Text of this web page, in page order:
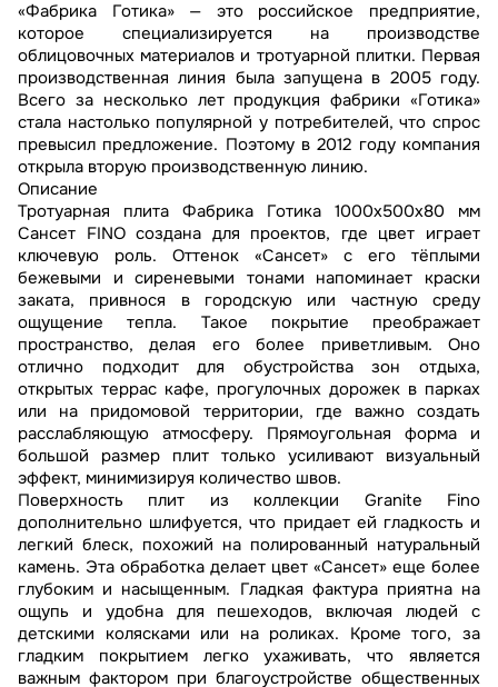
«Фабрика Готика» — это российское предприятие,
которое специализируется на производстве
облицовочных материалов и тротуарной плитки. Первая
производственная линия была запущена в 2005 году.
Всего за несколько лет продукция фабрики «Готика»
стала настолько популярной у потребителей, что спрос
превысил предложение. Поэтому в 2012 году компания
открыла вторую производственную линию.
Описание
Тротуарная плита Фабрика Готика 1000x500x80 мм
Сансет FINO создана для проектов, где цвет играет
ключевую роль. Оттенок «Сансет» с его тёплыми
бежевыми и сиреневыми тонами напоминает краски
заката, привнося в городскую или частную среду
ощущение тепла. Такое покрытие преображает
пространство, делая его более приветливым. Оно
отлично подходит для обустройства зон отдыха,
открытых террас кафе, прогулочных дорожек в парках
или на придомовой территории, где важно создать
расслабляющую атмосферу. Прямоугольная форма и
большой размер плит только усиливают визуальный
эффект, минимизируя количество швов.
Поверхность плит из коллекции Granite Fino
дополнительно шлифуется, что придает ей гладкость и
легкий блеск, похожий на полированный натуральный
камень. Эта обработка делает цвет «Сансет» еще более
глубоким и насыщенным. Гладкая фактура приятна на
ощупь и удобна для пешеходов, включая людей с
детскими колясками или на роликах. Кроме того, за
гладким покрытием легко ухаживать, что является
важным фактором при благоустройстве общественных